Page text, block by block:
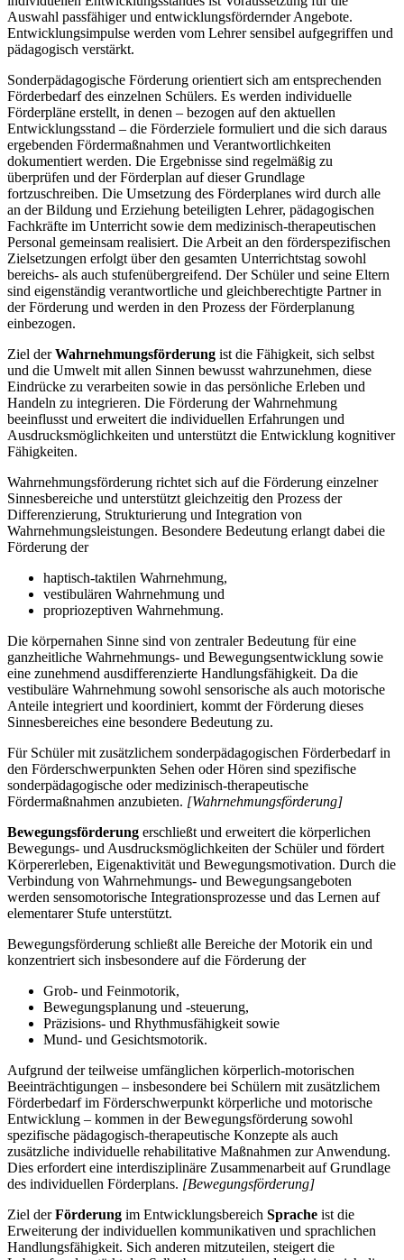
Auswahl passfähiger und entwicklungsfördernder Angebote.
Entwicklungsimpulse werden vom Lehrer sensibel aufgegriffen und
pädagogisch verstärkt.
Sonderpädagogische Förderung orientiert sich am entsprechenden
Förderbedarf des einzelnen Schülers. Es werden individuelle
Förderpläne erstellt, in denen – bezogen auf den aktuellen
Entwicklungsstand – die Förderziele formuliert und die sich daraus
ergebenden Fördermaßnahmen und Verantwortlichkeiten
dokumentiert werden. Die Ergebnisse sind regelmäßig zu
überprüfen und der Förderplan auf dieser Grundlage
fortzuschreiben. Die Umsetzung des Förderplanes wird durch alle
an der Bildung und Erziehung beteiligten Lehrer, pädagogischen
Fachkräfte im Unterricht sowie dem medizinisch-therapeutischen
Personal gemeinsam realisiert. Die Arbeit an den förderspezifischen
Zielsetzungen erfolgt über den gesamten Unterrichtstag sowohl
bereichs- als auch stufenübergreifend. Der Schüler und seine Eltern
sind eigenständig verantwortliche und gleichberechtigte Partner in
der Förderung und werden in den Prozess der Förderplanung
einbezogen.
Ziel derWahrnehmungsförderung ist die Fähigkeit, sich selbst
und die Umwelt mit allen Sinnen bewusst wahrzunehmen, diese
Eindrücke zu verarbeiten sowie in das persönliche Erleben und
Handeln zu integrieren. Die Förderung der Wahrnehmung
beeinflusst und erweitert die individuellen Erfahrungen und
Ausdrucksmöglichkeiten und unterstützt die Entwicklung kognitiver
Fähigkeiten.
Wahrnehmungsförderung richtet sich auf die Förderung einzelner
Sinnesbereiche und unterstützt gleichzeitig den Prozess der
Differenzierung, Strukturierung und Integration von
Wahrnehmungsleistungen. Besondere Bedeutung erlangt dabei die
Förderung der
haptisch-taktilen Wahrnehmung,
vestibulären Wahrnehmung und
propriozeptiven Wahrnehmung.
Die körpernahen Sinne sind von zentraler Bedeutung für eine
ganzheitliche Wahrnehmungs- und Bewegungsentwicklung sowie
eine zunehmend ausdifferenzierte Handlungsfähigkeit. Da die
vestibuläre Wahrnehmung sowohl sensorische als auch motorische
Anteile integriert und koordiniert, kommt der Förderung dieses
Sinnesbereiches eine besondere Bedeutung zu.
Für Schüler mit zusätzlichem sonderpädagogischen Förderbedarf in
den Förderschwerpunkten Sehen oder Hören sind spezifische
sonderpädagogische oder medizinisch-therapeutische
Fördermaßnahmen anzubieten. [Wahrnehmungsförderung]
Bewegungsförderung erschließt und erweitert die körperlichen
Bewegungs- und Ausdrucksmöglichkeiten der Schüler und fördert
Körpererleben, Eigenaktivität und Bewegungsmotivation. Durch die
Verbindung von Wahrnehmungs- und Bewegungsangeboten
werden sensomotorische Integrationsprozesse und das Lernen auf
elementarer Stufe unterstützt.
Bewegungsförderung schließt alle Bereiche der Motorik ein und
konzentriert sich insbesondere auf die Förderung der
Grob- und Feinmotorik,
Bewegungsplanung und -steuerung,
Präzisions- und Rhythmusfähigkeit sowie
Mund- und Gesichtsmotorik.
Aufgrund der teilweise umfänglichen körperlich-motorischen
Beeinträchtigungen – insbesondere bei Schülern mit zusätzlichem
Förderbedarf im Förderschwerpunkt körperliche und motorische
Entwicklung – kommen in der Bewegungsförderung sowohl
spezifische pädagogisch-therapeutische Konzepte als auch
zusätzliche individuelle rehabilitative Maßnahmen zur Anwendung.
Dies erfordert eine interdisziplinäre Zusammenarbeit auf Grundlage
des individuellen Förderplans. [Bewegungsförderung]
Ziel derFörderung im Entwicklungsbereich Sprache ist die
Erweiterung der individuellen kommunikativen und sprachlichen
Handlungsfähigkeit. Sich anderen mitzuteilen, steigert die